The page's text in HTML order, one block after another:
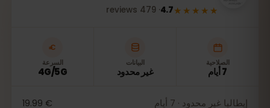
★★★★★
4.7
·
479
reviews
الصلاحية
7 أيام
البيانات
غير محدود
السرعة
4G/5G
إيطاليا غير محدود · 7 أيام
€ 19.99